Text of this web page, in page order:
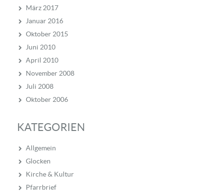
März 2017
Januar 2016
Oktober 2015
Juni 2010
April 2010
November 2008
Juli 2008
Oktober 2006
KATEGORIEN
Allgemein
Glocken
Kirche & Kultur
Pfarrbrief